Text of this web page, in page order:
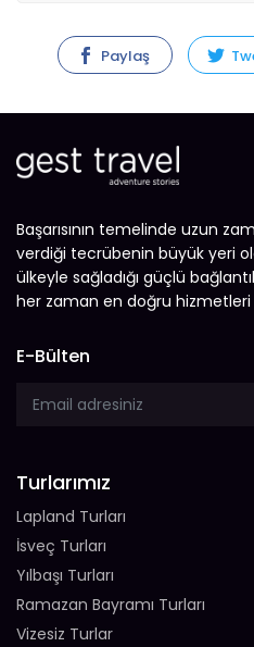
Paylaş
Başarısının temelinde uzun
verdiği tecrübenin büyük yeri
ülkeyle sağladığı güçlü
her zaman en doğru hizmetleri
E-Bülten
Turlarımız
Lapland Turları
İsveç Turları
Yılbaşı Turları
Ramazan Bayramı Turları
Vizesiz Turlar